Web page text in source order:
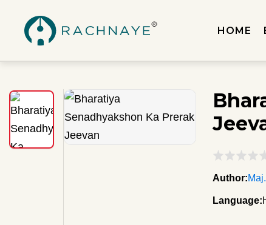
HOME
Author:
Language: